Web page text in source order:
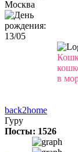
в
back2home
Гуру
Посты: 1526